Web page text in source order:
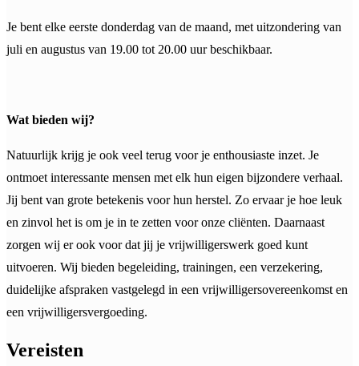
Je bent elke eerste donderdag van de maand, met uitzondering van
juli en augustus van 19.00 tot 20.00 uur beschikbaar.
Wat bieden wij?
Natuurlijk krijg je ook veel terug voor je enthousiaste inzet. Je
ontmoet interessante mensen met elk hun eigen bijzondere verhaal.
Jij bent van grote betekenis voor hun herstel. Zo ervaar je hoe leuk
en zinvol het is om je in te zetten voor onze cliënten. Daarnaast
zorgen wij er ook voor dat jij je vrijwilligerswerk goed kunt
uitvoeren. Wij bieden begeleiding, trainingen, een verzekering,
duidelijke afspraken vastgelegd in een vrijwilligersovereenkomst en
een vrijwilligersvergoeding.
Vereisten